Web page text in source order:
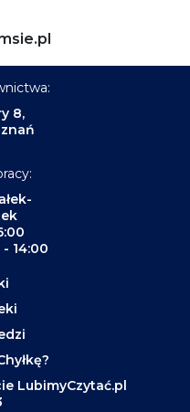
8,
14:00
LubimyCzytać.pl